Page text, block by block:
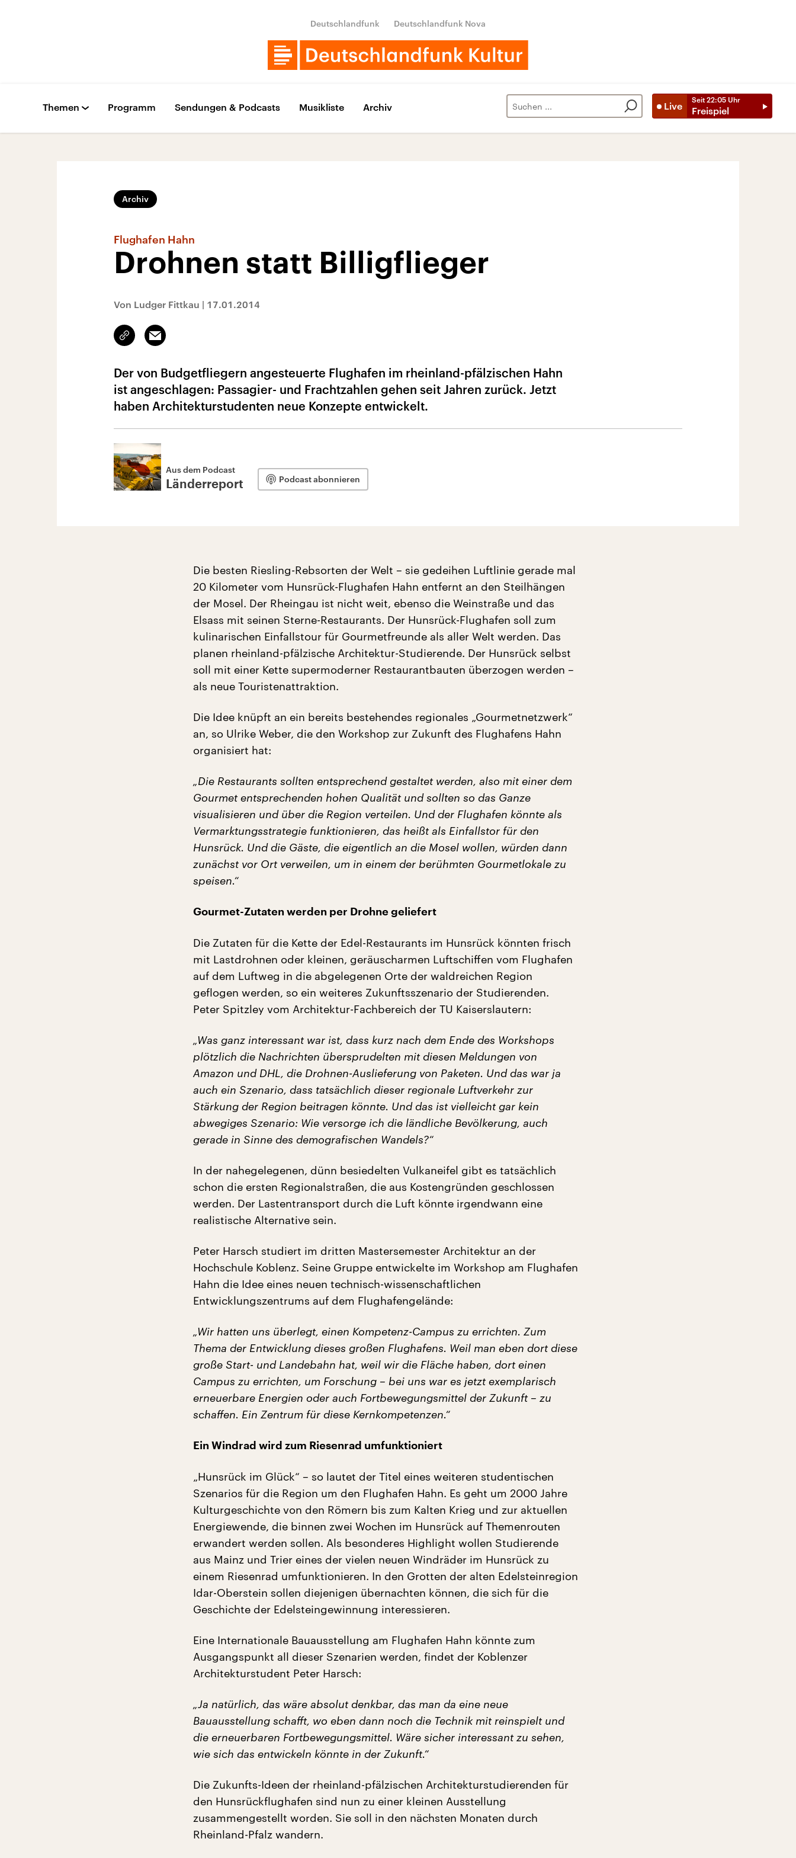
Deutschlandfunk Deutschlandfunk Nova
Live
Seit 22:05 Uhr
Freispiel
Themen Programm Sendungen & Podcasts Musikliste Archiv
Archiv
Flughafen Hahn
Drohnen statt Billigflieger
Von Ludger Fittkau | 17.01.2014
Link
kopieren/teilen
Email
Der von Budgetfliegern angesteuerte Flughafen im rheinland-pfälzischen Hahn
ist angeschlagen: Passagier- und Frachtzahlen gehen seit Jahren zurück. Jetzt
haben Architekturstudenten neue Konzepte entwickelt.
Aus dem Podcast
Länderreport Podcast abonnieren
Die besten Riesling-Rebsorten der Welt – sie gedeihen Luftlinie gerade mal
20 Kilometer vom Hunsrück-Flughafen Hahn entfernt an den Steilhängen
der Mosel. Der Rheingau ist nicht weit, ebenso die Weinstraße und das
Elsass mit seinen Sterne-Restaurants. Der Hunsrück-Flughafen soll zum
kulinarischen Einfallstour für Gourmetfreunde als aller Welt werden. Das
planen rheinland-pfälzische Architektur-Studierende. Der Hunsrück selbst
soll mit einer Kette supermoderner Restaurantbauten überzogen werden –
als neue Touristenattraktion.
Die Idee knüpft an ein bereits bestehendes regionales „Gourmetnetzwerk“
an, so Ulrike Weber, die den Workshop zur Zukunft des Flughafens Hahn
organisiert hat:
„Die Restaurants sollten entsprechend gestaltet werden, also mit einer dem
Gourmet entsprechenden hohen Qualität und sollten so das Ganze
visualisieren und über die Region verteilen. Und der Flughafen könnte als
Vermarktungsstrategie funktionieren, das heißt als Einfallstor für den
Hunsrück. Und die Gäste, die eigentlich an die Mosel wollen, würden dann
zunächst vor Ort verweilen, um in einem der berühmten Gourmetlokale zu
speisen.“
Gourmet-Zutaten werden per Drohne geliefert
Die Zutaten für die Kette der Edel-Restaurants im Hunsrück könnten frisch
mit Lastdrohnen oder kleinen, geräuscharmen Luftschiffen vom Flughafen
auf dem Luftweg in die abgelegenen Orte der waldreichen Region
geflogen werden, so ein weiteres Zukunftsszenario der Studierenden.
Peter Spitzley vom Architektur-Fachbereich der TU Kaiserslautern:
„Was ganz interessant war ist, dass kurz nach dem Ende des Workshops
plötzlich die Nachrichten übersprudelten mit diesen Meldungen von
Amazon und DHL, die Drohnen-Auslieferung von Paketen. Und das war ja
auch ein Szenario, dass tatsächlich dieser regionale Luftverkehr zur
Stärkung der Region beitragen könnte. Und das ist vielleicht gar kein
abwegiges Szenario: Wie versorge ich die ländliche Bevölkerung, auch
gerade in Sinne des demografischen Wandels?“
In der nahegelegenen, dünn besiedelten Vulkaneifel gibt es tatsächlich
schon die ersten Regionalstraßen, die aus Kostengründen geschlossen
werden. Der Lastentransport durch die Luft könnte irgendwann eine
realistische Alternative sein.
Peter Harsch studiert im dritten Mastersemester Architektur an der
Hochschule Koblenz. Seine Gruppe entwickelte im Workshop am Flughafen
Hahn die Idee eines neuen technisch-wissenschaftlichen
Entwicklungszentrums auf dem Flughafengelände:
„Wir hatten uns überlegt, einen Kompetenz-Campus zu errichten. Zum
Thema der Entwicklung dieses großen Flughafens. Weil man eben dort diese
große Start- und Landebahn hat, weil wir die Fläche haben, dort einen
Campus zu errichten, um Forschung – bei uns war es jetzt exemplarisch
erneuerbare Energien oder auch Fortbewegungsmittel der Zukunft – zu
schaffen. Ein Zentrum für diese Kernkompetenzen.“
Ein Windrad wird zum Riesenrad umfunktioniert
„Hunsrück im Glück“ – so lautet der Titel eines weiteren studentischen
Szenarios für die Region um den Flughafen Hahn. Es geht um 2000 Jahre
Kulturgeschichte von den Römern bis zum Kalten Krieg und zur aktuellen
Energiewende, die binnen zwei Wochen im Hunsrück auf Themenrouten
erwandert werden sollen. Als besonderes Highlight wollen Studierende
aus Mainz und Trier eines der vielen neuen Windräder im Hunsrück zu
einem Riesenrad umfunktionieren. In den Grotten der alten Edelsteinregion
Idar-Oberstein sollen diejenigen übernachten können, die sich für die
Geschichte der Edelsteingewinnung interessieren.
Eine Internationale Bauausstellung am Flughafen Hahn könnte zum
Ausgangspunkt all dieser Szenarien werden, findet der Koblenzer
Architekturstudent Peter Harsch:
„Ja natürlich, das wäre absolut denkbar, das man da eine neue
Bauausstellung schafft, wo eben dann noch die Technik mit reinspielt und
die erneuerbaren Fortbewegungsmittel. Wäre sicher interessant zu sehen,
wie sich das entwickeln könnte in der Zukunft.“
Die Zukunfts-Ideen der rheinland-pfälzischen Architekturstudierenden für
den Hunsrückflughafen sind nun zu einer kleinen Ausstellung
zusammengestellt worden. Sie soll in den nächsten Monaten durch
Rheinland-Pfalz wandern.